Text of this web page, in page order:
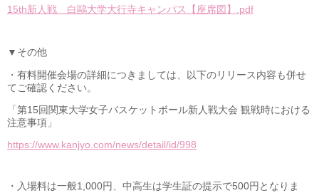
15th新人戦 白鷗大学大行寺キャンパス【座席図】.pdf
▼その他
・有料開催会場の詳細につきましては、以下のリリース内容も併せ
てご確認ください。
「第15回関東大学女子バスケットボール新人戦大会 観戦時における
注意事項」
https://www.kanjyo.com/news/detail/id/998
・入場料は一般1,000円、中高生は学生証の提示で500円となりま